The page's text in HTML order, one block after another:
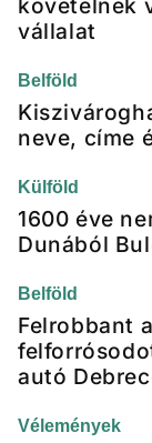
követelnek
vállalat
Belföld
neve, címe
Külföld
1600 éve
Dunából
Belföld
Felrobbant
autó
Vélemények